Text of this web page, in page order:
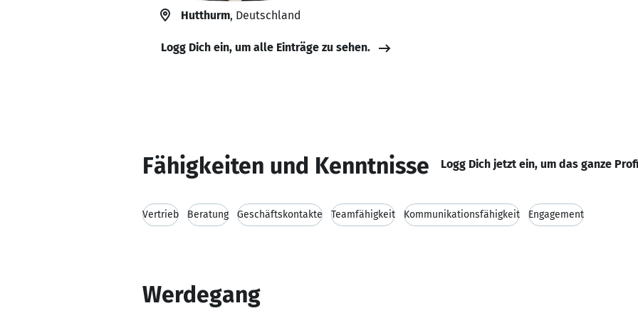
Hutthurm, Deutschland
Logg Dich ein, um alle Einträge zu sehen.
Fähigkeiten und Kenntnisse Logg Dich jetzt ein, um das ganze
Vertrieb Beratung Geschäftskontakte Teamfähigkeit Kommunikationsfähigkeit Engagement
Werdegang